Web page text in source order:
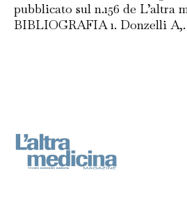
pubblicato sul n.156 de L’altra
BIBLIOGRAFIA 1. Donzelli